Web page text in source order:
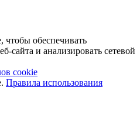
обеспечивать
сайта и анализировать сетевой
cookie
Правила использования